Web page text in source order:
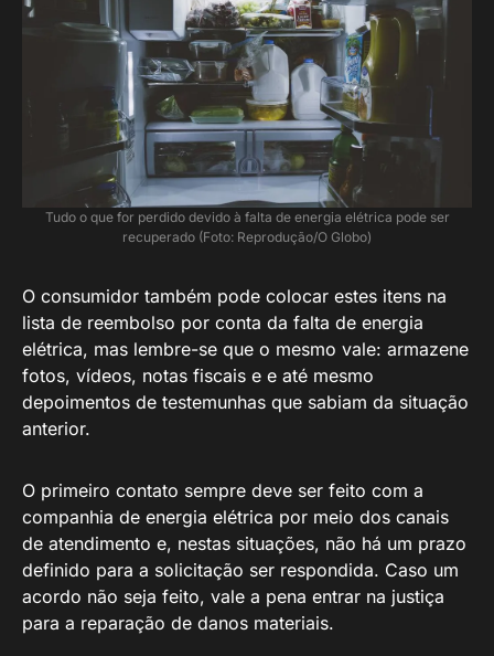
Tudo o que for perdido devido à falta de energia elétrica pode ser
recuperado (Foto: Reprodução/O Globo)
O consumidor também pode colocar estes itens na
lista de reembolso por conta da falta de energia
elétrica, mas lembre-se que o mesmo vale: armazene
fotos, vídeos, notas fiscais e e até mesmo
depoimentos de testemunhas que sabiam da situação
anterior.
O primeiro contato sempre deve ser feito com a
companhia de energia elétrica por meio dos canais
de atendimento e, nestas situações, não há um prazo
definido para a solicitação ser respondida. Caso um
acordo não seja feito, vale a pena entrar na justiça
para a reparação de danos materiais.